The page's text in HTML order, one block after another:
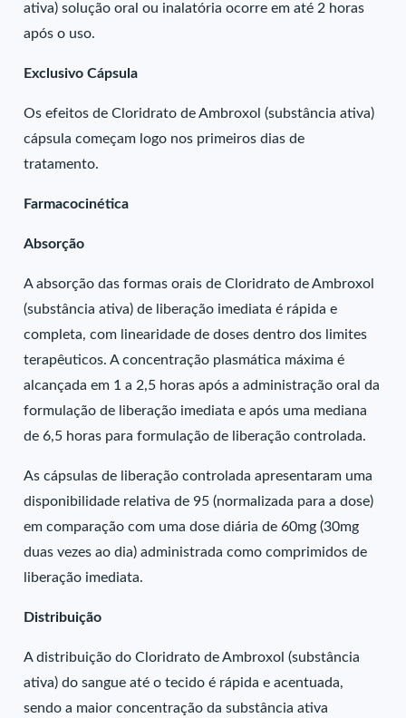
ativa) solução oral ou inalatória ocorre em até 2 horas
após o uso.
Exclusivo Cápsula
Os efeitos de Cloridrato de Ambroxol (substância ativa)
cápsula começam logo nos primeiros dias de
tratamento.
Farmacocinética
Absorção
A absorção das formas orais de Cloridrato de Ambroxol
(substância ativa) de liberação imediata é rápida e
completa, com linearidade de doses dentro dos limites
terapêuticos. A concentração plasmática máxima é
alcançada em 1 a 2,5 horas após a administração oral da
formulação de liberação imediata e após uma mediana
de 6,5 horas para formulação de liberação controlada.
As cápsulas de liberação controlada apresentaram uma
disponibilidade relativa de 95 (normalizada para a dose)
em comparação com uma dose diária de 60mg (30mg
duas vezes ao dia) administrada como comprimidos de
liberação imediata.
Distribuição
A distribuição do Cloridrato de Ambroxol (substância
ativa) do sangue até o tecido é rápida e acentuada,
sendo a maior concentração da substância ativa